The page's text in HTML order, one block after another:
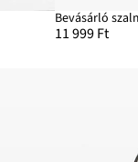
Bevásárló
11 999 Ft